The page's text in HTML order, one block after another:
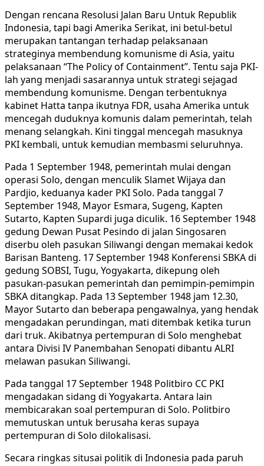
Dengan rencana Resolusi Jalan Baru Untuk Republik
Indonesia, tapi bagi Amerika Serikat, ini betul-betul
merupakan tantangan terhadap pelaksanaan
strateginya membendung komunisme di Asia, yaitu
pelaksanaan “The Policy of Containment”. Tentu saja PKI-
lah yang menjadi sasarannya untuk strategi sejagad
membendung komunisme. Dengan terbentuknya
kabinet Hatta tanpa ikutnya FDR, usaha Amerika untuk
mencegah duduknya komunis dalam pemerintah, telah
menang selangkah. Kini tinggal mencegah masuknya
PKI kembali, untuk kemudian membasmi seluruhnya.
Pada 1 September 1948, pemerintah mulai dengan
operasi Solo, dengan menculik Slamet Wijaya dan
Pardjio, keduanya kader PKI Solo. Pada tanggal 7
September 1948, Mayor Esmara, Sugeng, Kapten
Sutarto, Kapten Supardi juga diculik. 16 September 1948
gedung Dewan Pusat Pesindo di jalan Singosaren
diserbu oleh pasukan Siliwangi dengan memakai kedok
Barisan Banteng. 17 September 1948 Konferensi SBKA di
gedung SOBSI, Tugu, Yogyakarta, dikepung oleh
pasukan-pasukan pemerintah dan pemimpin-pemimpin
SBKA ditangkap. Pada 13 September 1948 jam 12.30,
Mayor Sutarto dan beberapa pengawalnya, yang hendak
mengadakan perundingan, mati ditembak ketika turun
dari truk. Akibatnya pertempuran di Solo menghebat
antara Divisi IV Panembahan Senopati dibantu ALRI
melawan pasukan Siliwangi.
Pada tanggal 17 September 1948 Politbiro CC PKI
mengadakan sidang di Yogyakarta. Antara lain
membicarakan soal pertempuran di Solo. Politbiro
memutuskan untuk berusaha keras supaya
pertempuran di Solo dilokalisasi.
Secara ringkas situsai politik di Indonesia pada paruh